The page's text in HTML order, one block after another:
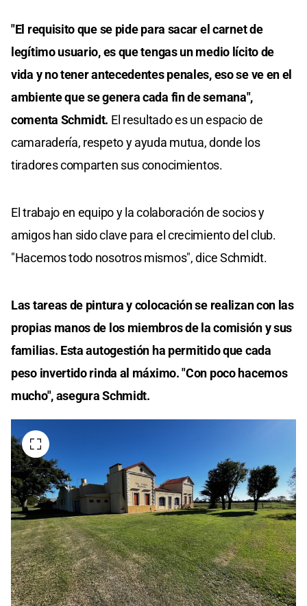
"El requisito que se pide para sacar el carnet de
legítimo usuario, es que tengas un medio lícito de
vida y no tener antecedentes penales, eso se ve en el
ambiente que se genera cada fin de semana",
comenta Schmidt. El resultado es un espacio de
camaradería, respeto y ayuda mutua, donde los
tiradores comparten sus conocimientos.
El trabajo en equipo y la colaboración de socios y
amigos han sido clave para el crecimiento del club.
"Hacemos todo nosotros mismos", dice Schmidt.
Las tareas de pintura y colocación se realizan con las
propias manos de los miembros de la comisión y sus
familias. Esta autogestión ha permitido que cada
peso invertido rinda al máximo. "Con poco hacemos
mucho", asegura Schmidt.